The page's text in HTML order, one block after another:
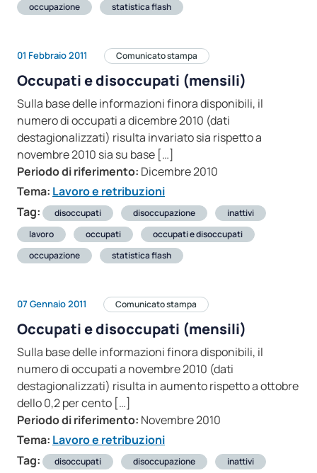
occupazione
statistica flash
01 Febbraio 2011 Comunicato stampa
Occupati e disoccupati (mensili)
Sulla base delle informazioni finora disponibili, il
numero di occupati a dicembre 2010 (dati
destagionalizzati) risulta invariato sia rispetto a
novembre 2010 sia su base […]
Periodo di riferimento: Dicembre 2010
Tema: Lavoro e retribuzioni
Tag:
disoccupati disoccupazione
inattivi
lavoro
occupati
occupati e disoccupati
occupazione
statistica flash
07 Gennaio 2011 Comunicato stampa
Occupati e disoccupati (mensili)
Sulla base delle informazioni finora disponibili, il
numero di occupati a novembre 2010 (dati
destagionalizzati) risulta in aumento rispetto a ottobre
dello 0,2 per cento […]
Periodo di riferimento: Novembre 2010
Tema: Lavoro e retribuzioni
Tag:
disoccupati disoccupazione inattivi